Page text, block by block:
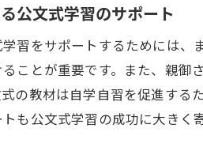
公文式学習のサポート
習をサポートするためには、
ことが重要です。また、親御
の教材は自学自習を促進す
も公文式学習の成功に大きく